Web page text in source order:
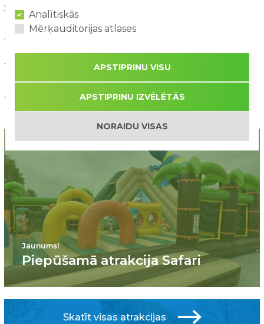
www.abpark.lv
Ja ir radušies papildus jautājumi, tad lūdzu sazināties ar mums:
Tālr: +371 27 33 6600
e-pasts
Jaunums!
Piepūšamā atrakcija Safari
Skatīt visas atrakcijas
Analītiskās
Mērķauditorijas atlases
APSTIPRINU VISU
APSTIPRINU IZVĒLĒTĀS
NORAIDU VISAS